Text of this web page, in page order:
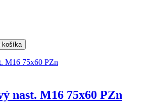
košíka
nast. M16 75x60 PZn